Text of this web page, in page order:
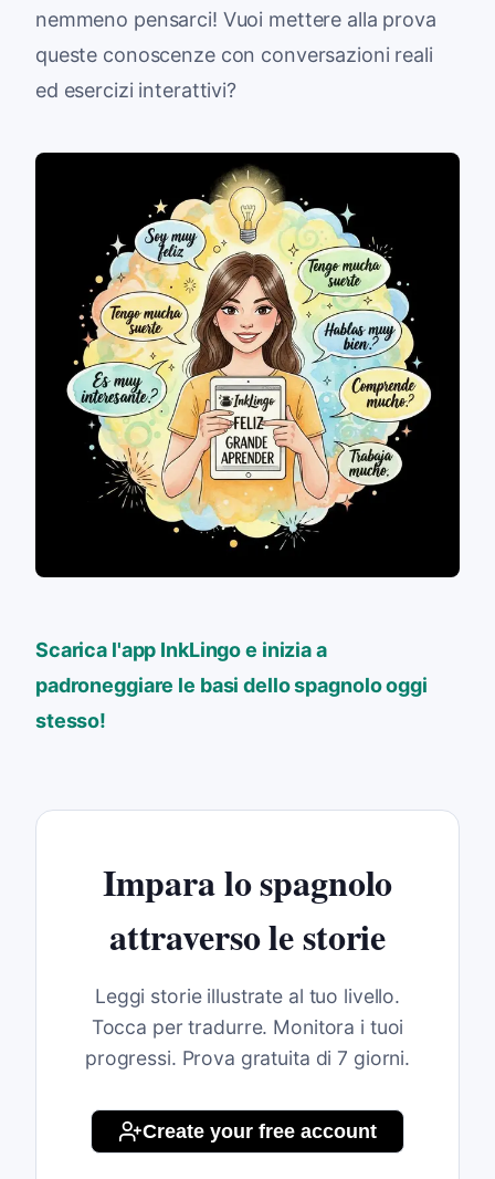
nemmeno pensarci! Vuoi mettere alla prova
queste conoscenze con conversazioni reali
ed esercizi interattivi?
Scarica l'app InkLingo e inizia a
padroneggiare le basi dello spagnolo oggi
stesso!
Impara lo spagnolo
attraverso le storie
Leggi storie illustrate al tuo livello.
Tocca per tradurre. Monitora i tuoi
progressi. Prova gratuita di 7 giorni.
Create your free account